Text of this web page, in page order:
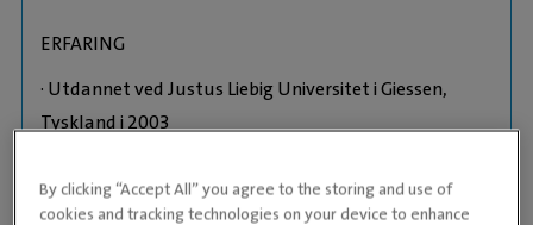
ERFARING
· Utdannet ved Justus Liebig Universitet i Giessen,
Tyskland i 2003
ESAVS etterutdannelse i odontologi.
By clicking “Accept All” you agree to the storing and use of
cookies and tracking technologies on your device to enhance